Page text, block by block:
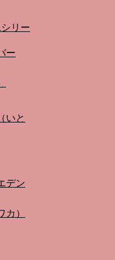
リー
ー
いと
デン
カ）